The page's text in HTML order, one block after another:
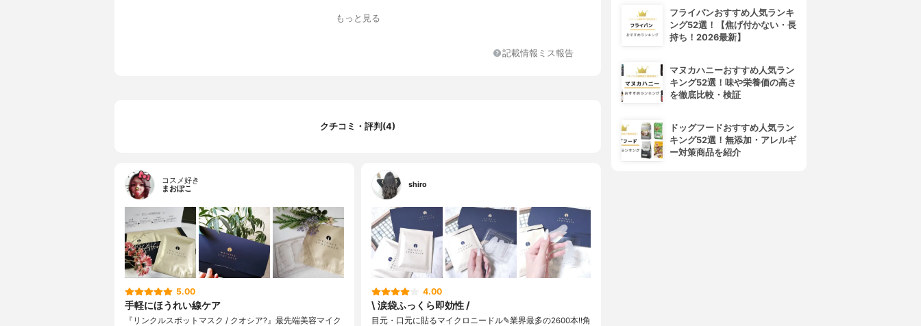
もっと見る
記載情報ミス報告
クチコミ・評判(4)
コスメ好き
まおぽこ
5.00
手軽にほうれい線ケア
『リンクルスポットマスク / クオシア?』最先端美容マイク
shiro
4.00
\ 涙袋ふっくら即効性 /
目元・口元に貼るマイクロニードル✎業界最多の2600本!!角
フライパンおすすめ人気ランキ
ング52選！【焦げ付かない・長
持ち！2026最新】
マヌカハニーおすすめ人気ラン
キング52選！味や栄養価の高さ
を徹底比較・検証
ドッグフードおすすめ人気ラン
キング52選！無添加・アレルギ
ー対策商品を紹介